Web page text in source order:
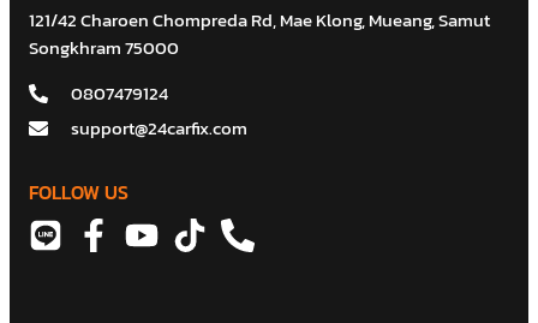
121/42 Charoen Chompreda Rd, Mae Klong, Mueang, Samut
Songkhram 75000
0807479124
support@24carfix.com
FOLLOW US